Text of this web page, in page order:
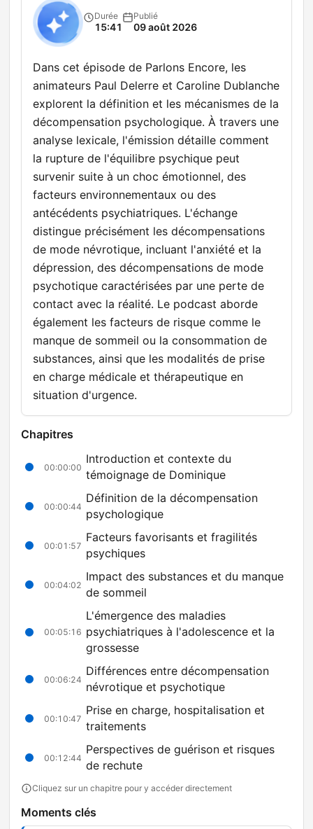
Durée
15:41
Publié
09 août 2026
Dans cet épisode de Parlons Encore, les
animateurs Paul Delerre et Caroline Dublanche
explorent la définition et les mécanismes de la
décompensation psychologique. À travers une
analyse lexicale, l'émission détaille comment
la rupture de l'équilibre psychique peut
survenir suite à un choc émotionnel, des
facteurs environnementaux ou des
antécédents psychiatriques. L'échange
distingue précisément les décompensations
de mode névrotique, incluant l'anxiété et la
dépression, des décompensations de mode
psychotique caractérisées par une perte de
contact avec la réalité. Le podcast aborde
également les facteurs de risque comme le
manque de sommeil ou la consommation de
substances, ainsi que les modalités de prise
en charge médicale et thérapeutique en
situation d'urgence.
Chapitres
00:00:00
Introduction et contexte du
témoignage de Dominique
00:00:44
Définition de la décompensation
psychologique
00:01:57
Facteurs favorisants et fragilités
psychiques
00:04:02
Impact des substances et du manque
de sommeil
00:05:16
L'émergence des maladies
psychiatriques à l'adolescence et la
grossesse
00:06:24
Différences entre décompensation
névrotique et psychotique
00:10:47
Prise en charge, hospitalisation et
traitements
00:12:44
Perspectives de guérison et risques
de rechute
Cliquez sur un chapitre pour y accéder directement
Moments clés